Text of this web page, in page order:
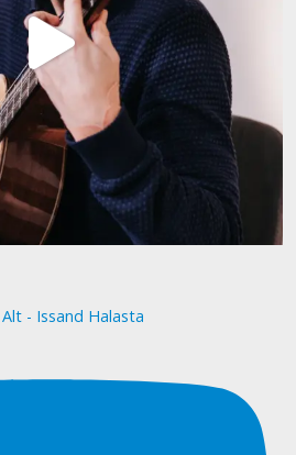
- Issand Halasta